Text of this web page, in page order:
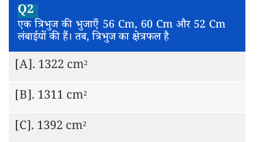
Q2
एक त्रिभुज की भुजाएँ 56 Cm, 60 Cm और 52 Cm
लंबाईयों की हैं। तब, त्रिभुज का क्षेत्रफल है
[A]. 1322 cm²
[B]. 1311 cm²
[C]. 1392 cm²